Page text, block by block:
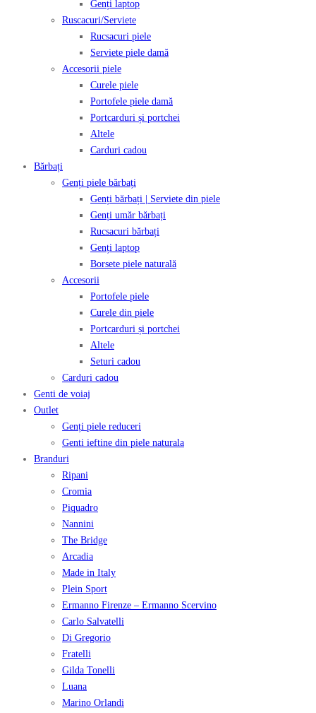
Genți laptop
Ruscacuri/Serviete
Rucsacuri piele
Serviete piele damă
Accesorii piele
Curele piele
Portofele piele damă
Portcarduri și portchei
Altele
Carduri cadou
Bărbați
Genți piele bărbați
Genți bărbați | Serviete din piele
Genți umăr bărbați
Rucsacuri bărbați
Genți laptop
Borsete piele naturală
Accesorii
Portofele piele
Curele din piele
Portcarduri și portchei
Altele
Seturi cadou
Carduri cadou
Genti de voiaj
Outlet
Genți piele reduceri
Genti ieftine din piele naturala
Branduri
Ripani
Cromia
Piquadro
Nannini
The Bridge
Arcadia
Made in Italy
Plein Sport
Ermanno Firenze – Ermanno Scervino
Carlo Salvatelli
Di Gregorio
Fratelli
Gilda Tonelli
Luana
Marino Orlandi